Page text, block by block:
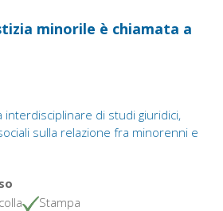
minorile è chiamata a
interdisciplinare di studi giuridici,
sulla relazione fra minorenni e
Stampa